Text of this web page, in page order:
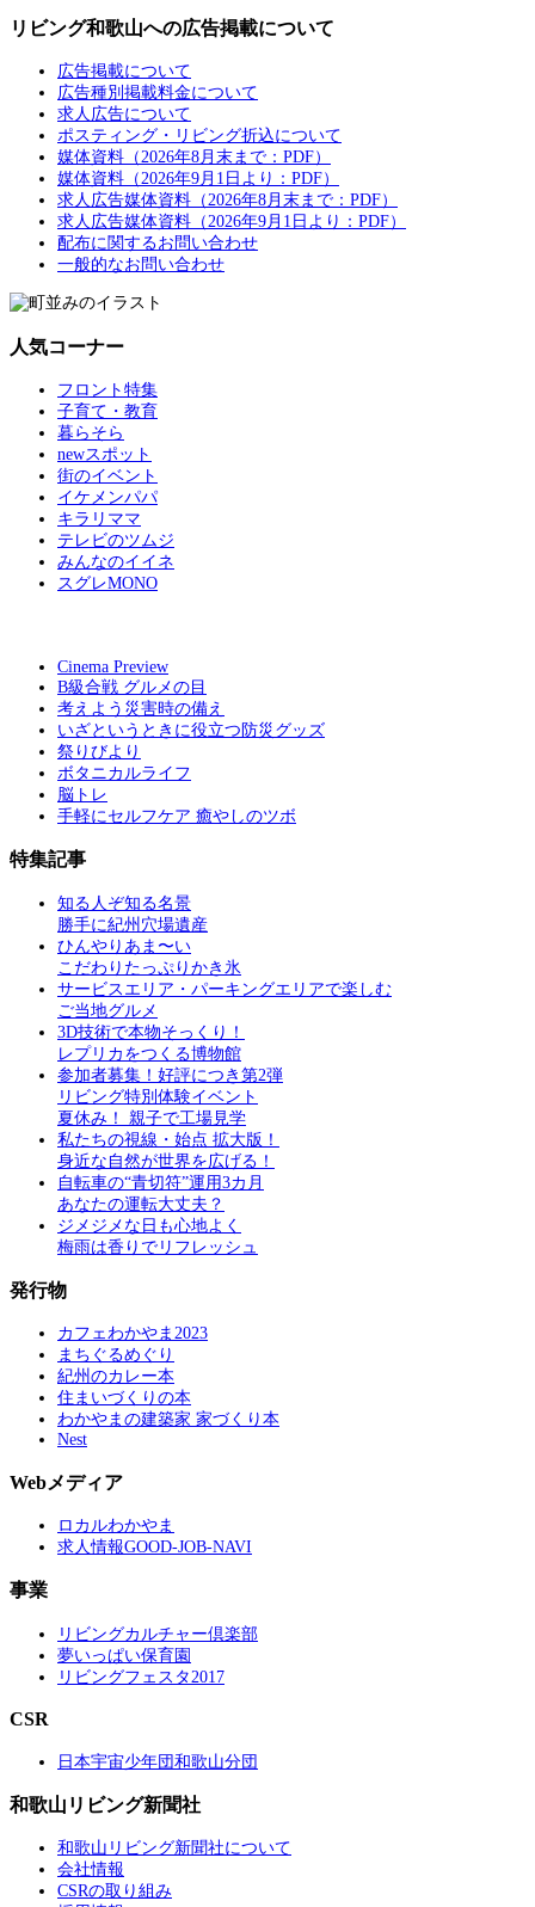
リビング和歌山への広告掲載について
広告掲載について
広告種別掲載料金について
求人広告について
ポスティング・リビング折込について
媒体資料（2026年8月末まで：PDF）
媒体資料（2026年9月1日より：PDF）
求人広告媒体資料（2026年8月末まで：PDF）
求人広告媒体資料（2026年9月1日より：PDF）
配布に関するお問い合わせ
一般的なお問い合わせ
人気コーナー
フロント特集
子育て・教育
暮らそら
newスポット
街のイベント
イケメンパパ
キラリママ
テレビのツムジ
みんなのイイネ
スグレMONO
Cinema Preview
B級合戦 グルメの目
考えよう災害時の備え
いざというときに役立つ防災グッズ
祭りびより
ボタニカルライフ
脳トレ
手軽にセルフケア 癒やしのツボ
特集記事
知る人ぞ知る名景
勝手に紀州穴場遺産
ひんやりあま〜い
こだわりたっぷりかき氷
サービスエリア・パーキングエリアで楽しむ
ご当地グルメ
3D技術で本物そっくり！
レプリカをつくる博物館
参加者募集！好評につき第2弾
リビング特別体験イベント
夏休み！ 親子で工場見学
私たちの視線・始点 拡大版！
身近な自然が世界を広げる！
自転車の“青切符”運用3カ月
あなたの運転大丈夫？
ジメジメな日も心地よく
梅雨は香りでリフレッシュ
発行物
カフェわかやま2023
まちぐるめぐり
紀州のカレー本
住まいづくりの本
わかやまの建築家 家づくり本
Nest
Webメディア
ロカルわかやま
求人情報GOOD-JOB-NAVI
事業
リビングカルチャー倶楽部
夢いっぱい保育園
リビングフェスタ2017
CSR
日本宇宙少年団和歌山分団
和歌山リビング新聞社
和歌山リビング新聞社について
会社情報
CSRの取り組み